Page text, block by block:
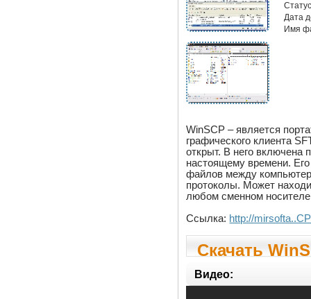
Дата
Имя
WinSCP – является
графического клиента
открыт. В него включена
настоящему времени.
файлов между
протоколы. Может
любом сменном
Ссылка: http://
Скачать
Видео: